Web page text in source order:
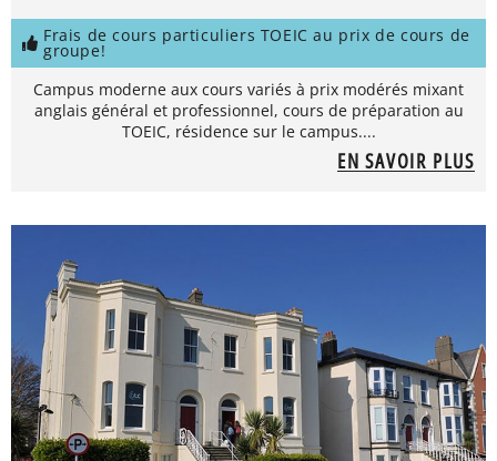
Frais de cours particuliers TOEIC au prix de cours de
groupe!
Campus moderne aux cours variés à prix modérés mixant
anglais général et professionnel, cours de préparation au
TOEIC, résidence sur le campus....
EN SAVOIR PLUS